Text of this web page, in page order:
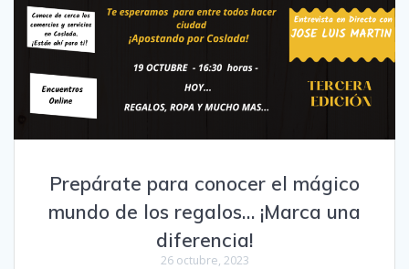
Prepárate para conocer el mágico
mundo de los regalos… ¡Marca una
diferencia!
26 octubre, 2023